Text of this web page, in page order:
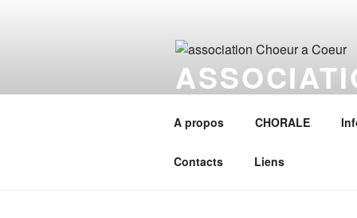
Henri Séré, avec un répertoire
A propos CHORALE
Contacts Liens